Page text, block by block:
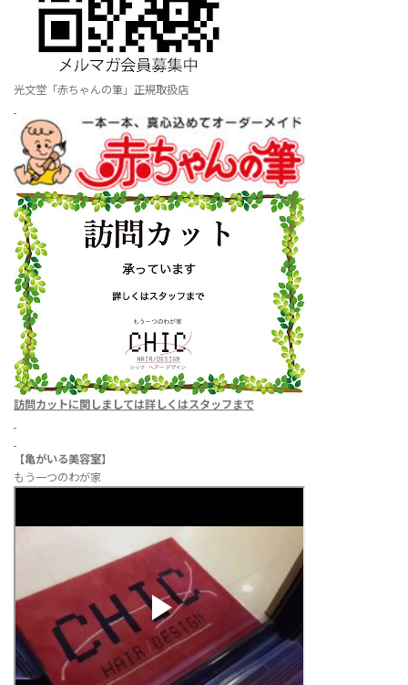
光文堂「赤ちゃんの筆」正規取扱店
訪問カットに関しましては詳しくはスタッフまで
【亀がいる美容室】
もう一つのわが家